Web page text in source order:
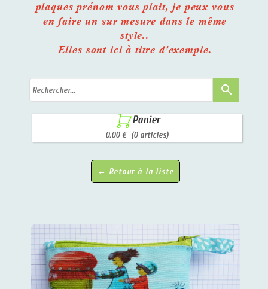
plaques prénom vous plait, je peux vous
en faire un sur mesure dans le même
style..
Elles sont ici à titre d'exemple.
search
 Panier
0.00 € (0 articles)
← Retour à la liste